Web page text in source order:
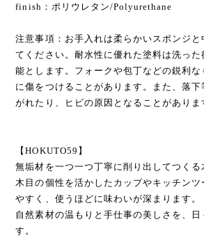
finish：ポリウレタン/Polyurethane
注意事項：お手入れは柔らかいスポンジと
てください。耐水性に優れた塗料は洗っ
能とします。フォークや包丁などの鋭利
に傷をつけることがあります。また、落
がれたり、ヒビの原因となることがありま
【HOKUTO59】
無垢材を一つ一つ丁寧に削り出してつくる
木目の個性を活かしたカップやキッチン
やすく、使うほどに味わいが深まります。
自然素材の温もりと手仕事の美しさを、日
す。